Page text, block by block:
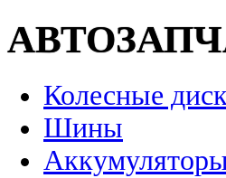
Колесные
Шины